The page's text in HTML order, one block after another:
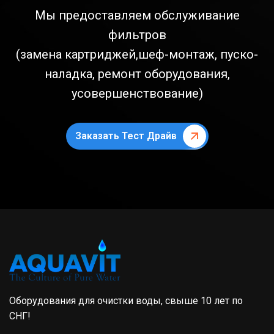
Мы предоставляем обслуживание
фильтров
(замена картриджей,шеф-монтаж, пуско-
наладка, ремонт оборудования,
усовершенствование)
Заказать Тест Драйв
Оборудования для очистки воды, свыше 10 лет по
СНГ!